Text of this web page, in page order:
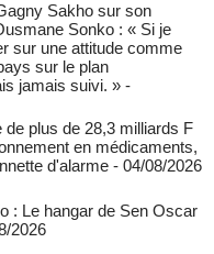
Sakho sur son
Sonko : « Si je
sur une attitude comme
sur le plan
jamais suivi. » -
de plus de 28,3 milliards F
en médicaments,
d'alarme - 04/08/2026
: Le hangar de Sen Oscar
2026